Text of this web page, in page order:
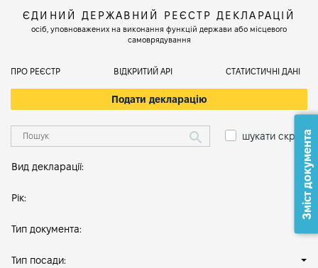
ЄДИНИЙ ДЕРЖАВНИЙ РЕЄСТР ДЕКЛАРАЦІЙ
осіб, уповноважених на виконання функцій держави або місцевого
самоврядування
ПРО РЕЄСТР ВІДКРИТИЙ АРІ СТАТИСТИЧНІ ДАНІ
Подати декларацію
шукати скрізь
Вид декларації:
Рік:
Тип документа:
Тип посади:
Зміст документа